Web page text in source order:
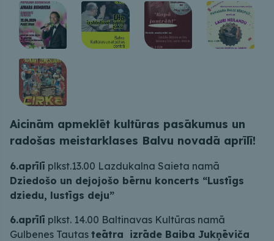
Aicinām apmeklēt kultūras pasākumus un
radošas meistarklases Balvu novadā aprīlī!
6.aprīlī plkst.13.00 Lazdukalna Saieta namā
Dziedošo un dejojošo bērnu koncerts “Lustīgs
dziedu, lustīgs deju”
6.aprīlī plkst. 14.00 Baltinavas Kultūras namā
Gulbenes Tautas teātra izrāde Baiba Jukņēviča